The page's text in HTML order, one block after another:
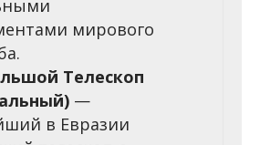
мирового
Телескоп
—
в Евразии